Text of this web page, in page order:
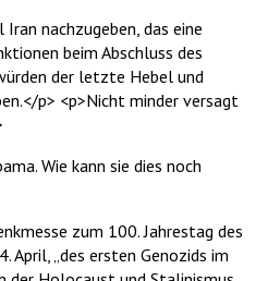
nachzugeben, das eine
beim Abschluss des
der letzte Hebel und
p> <p>Nicht minder versagt
Wie kann sie dies noch
zum 100. Jahrestag des
April, „des ersten Genozids im